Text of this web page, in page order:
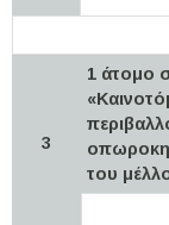
3
1 άτομο
του